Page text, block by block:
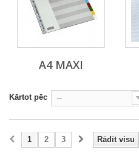
A4 MAXI
Kārtot pēc --
Rādīt visu
1 2 3